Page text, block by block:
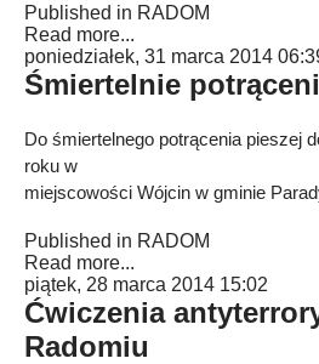
Published in RADOM
Read more...
poniedziałek, 31 marca 2014
Śmiertelnie
Do śmiertelnego potrącenia pieszej
roku w
miejscowości Wójcin w gminie
Published in RADOM
Read more...
piątek, 28 marca 2014 15:02
Ćwiczenia
Radomiu